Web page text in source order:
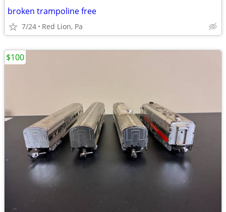
broken trampoline free
7/24 Red Lion, Pa
$100